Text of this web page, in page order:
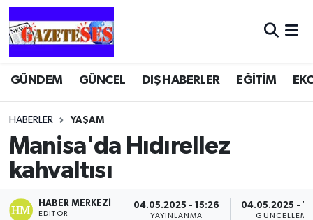
GÜNDEM GÜNCEL DIŞ HABERLER EĞİTİM
HABERLER YAŞAM
Manisa'da Hıdırellez
kahvaltısı
HABER MERKEZI
EDITÖR
04.05.2025 - 15:26
YAYINLANMA
04.05.2025 -
GÜNCELLEME